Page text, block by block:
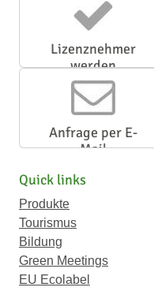
Lizenznehmer
werden
Anfrage per E-
Mail
Quick links
Produkte
Tourismus
Bildung
Green Meetings
EU Ecolabel